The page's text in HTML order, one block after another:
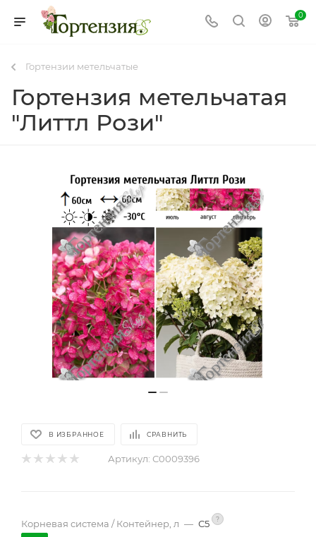
0
Гортензии метельчатые
Гортензия метельчатая
"Литтл Рози"
В ИЗБРАННОЕ СРАВНИТЬ
Артикул: С0009396
Корневая система / Контейнер, л — С5 ?